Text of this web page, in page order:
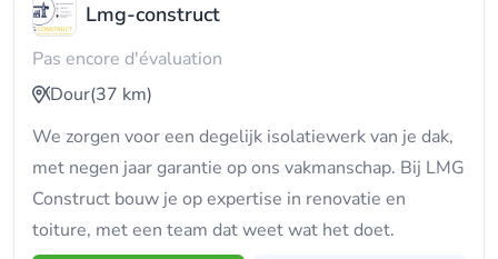
Lmg-construct
Pas encore d'évaluation
Dour(37 km)
We zorgen voor een degelijk isolatiewerk van je dak,
met negen jaar garantie op ons vakmanschap. Bij LMG
Construct bouw je op expertise in renovatie en
toiture, met een team dat weet wat het doet.